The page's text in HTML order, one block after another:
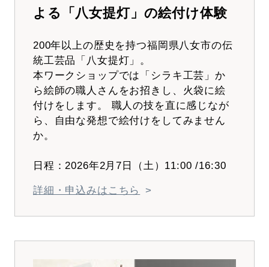
よる「八女提灯」の絵付け体験
200年以上の歴史を持つ福岡県八女市の伝
統工芸品「八女提灯」。
本ワークショップでは「シラキ工芸」か
ら絵師の職人さんをお招きし、火袋に絵
付けをします。 職人の技を直に感じなが
ら、自由な発想で絵付けをしてみません
か。
日程：2026年2月7日（土）11:00 /16:30
詳細・申込みはこちら